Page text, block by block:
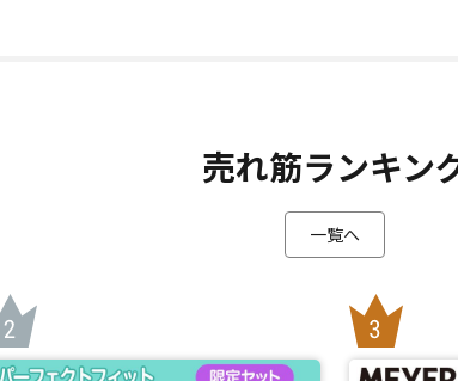
売れ筋ランキン
一覧へ